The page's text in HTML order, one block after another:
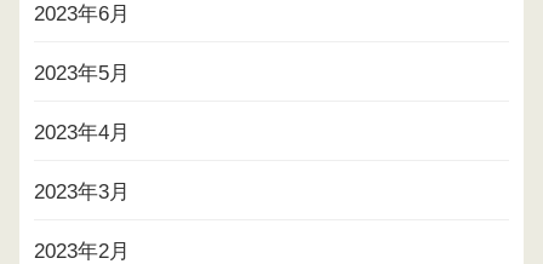
2023年6月
2023年5月
2023年4月
2023年3月
2023年2月